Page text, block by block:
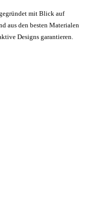
mit Blick auf
aus den besten Materialen
Designs garantieren.